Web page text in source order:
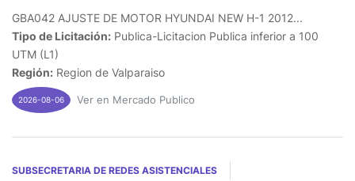
GBA042 AJUSTE DE MOTOR HYUNDAI NEW H-1 2012...
Tipo de Licitación: Publica-Licitacion Publica inferior a 100
UTM (L1)
Región: Region de Valparaiso
2026-08-06 Ver en Mercado Publico
SUBSECRETARIA DE REDES ASISTENCIALES